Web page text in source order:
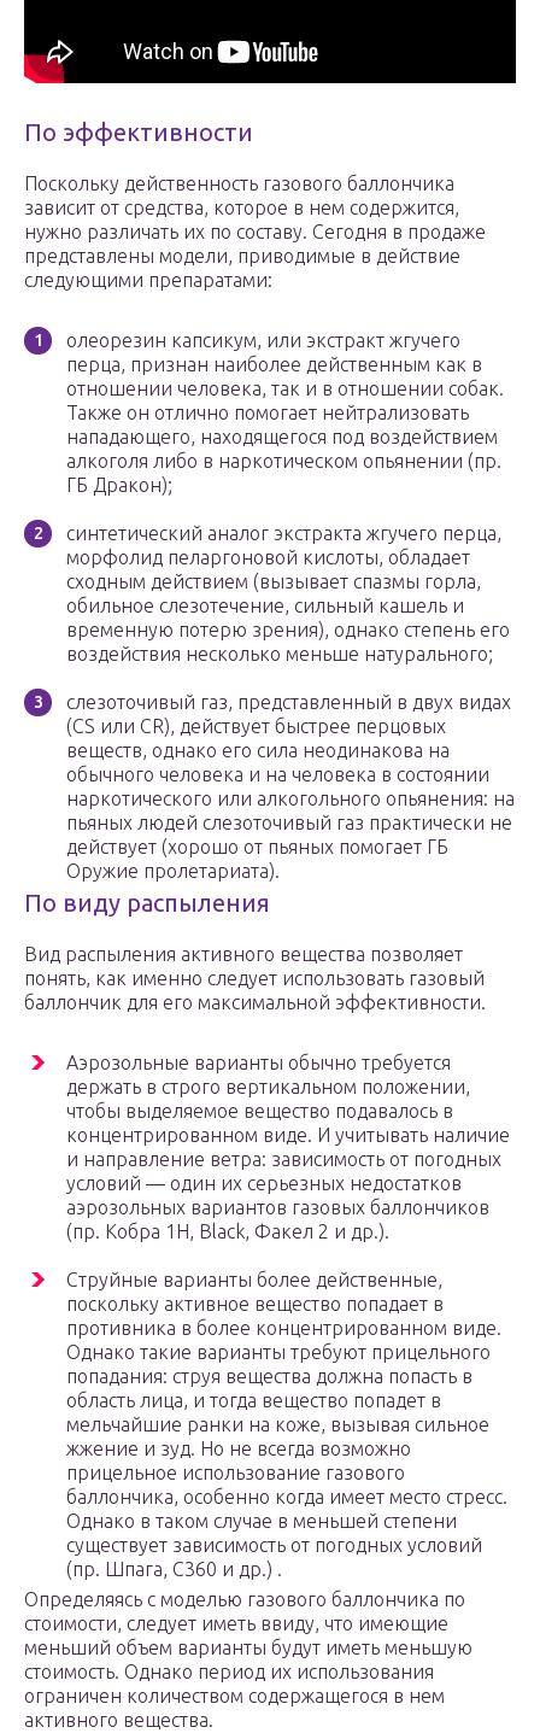
По эффективности
Поскольку действенность газового баллончика
зависит от средства, которое в нем содержится,
нужно различать их по составу. Сегодня в продаже
представлены модели, приводимые в действие
следующими препаратами:
олеорезин капсикум, или экстракт жгучего
перца, признан наиболее действенным как в
отношении человека, так и в отношении собак.
Также он отлично помогает нейтрализовать
нападающего, находящегося под воздействием
алкоголя либо в наркотическом опьянении (пр.
ГБ Дракон);
синтетический аналог экстракта жгучего перца,
морфолид пеларгоновой кислоты, обладает
сходным действием (вызывает спазмы горла,
обильное слезотечение, сильный кашель и
временную потерю зрения), однако степень его
воздействия несколько меньше натурального;
слезоточивый газ, представленный в двух видах
(CS или СR), действует быстрее перцовых
веществ, однако его сила неодинакова на
обычного человека и на человека в состоянии
наркотического или алкогольного опьянения: на
пьяных людей слезоточивый газ практически не
действует (хорошо от пьяных помогает ГБ
Оружие пролетариата).
По виду распыления
Вид распыления активного вещества позволяет
понять, как именно следует использовать газовый
баллончик для его максимальной эффективности.
Аэрозольные варианты обычно требуется
держать в строго вертикальном положении,
чтобы выделяемое вещество подавалось в
концентрированном виде. И учитывать наличие
и направление ветра: зависимость от погодных
условий — один их серьезных недостатков
аэрозольных вариантов газовых баллончиков
(пр. Кобра 1Н, Black, Факел 2 и др.).
Струйные варианты более действенные,
поскольку активное вещество попадает в
противника в более концентрированном виде.
Однако такие варианты требуют прицельного
попадания: струя вещества должна попасть в
область лица, и тогда вещество попадет в
мельчайшие ранки на коже, вызывая сильное
жжение и зуд. Но не всегда возможно
прицельное использование газового
баллончика, особенно когда имеет место стресс.
Однако в таком случае в меньшей степени
существует зависимость от погодных условий
(пр. Шпага, C360 и др.) .
Определяясь с моделью газового баллончика по
стоимости, следует иметь ввиду, что имеющие
меньший объем варианты будут иметь меньшую
стоимость. Однако период их использования
ограничен количеством содержащегося в нем
активного вещества.